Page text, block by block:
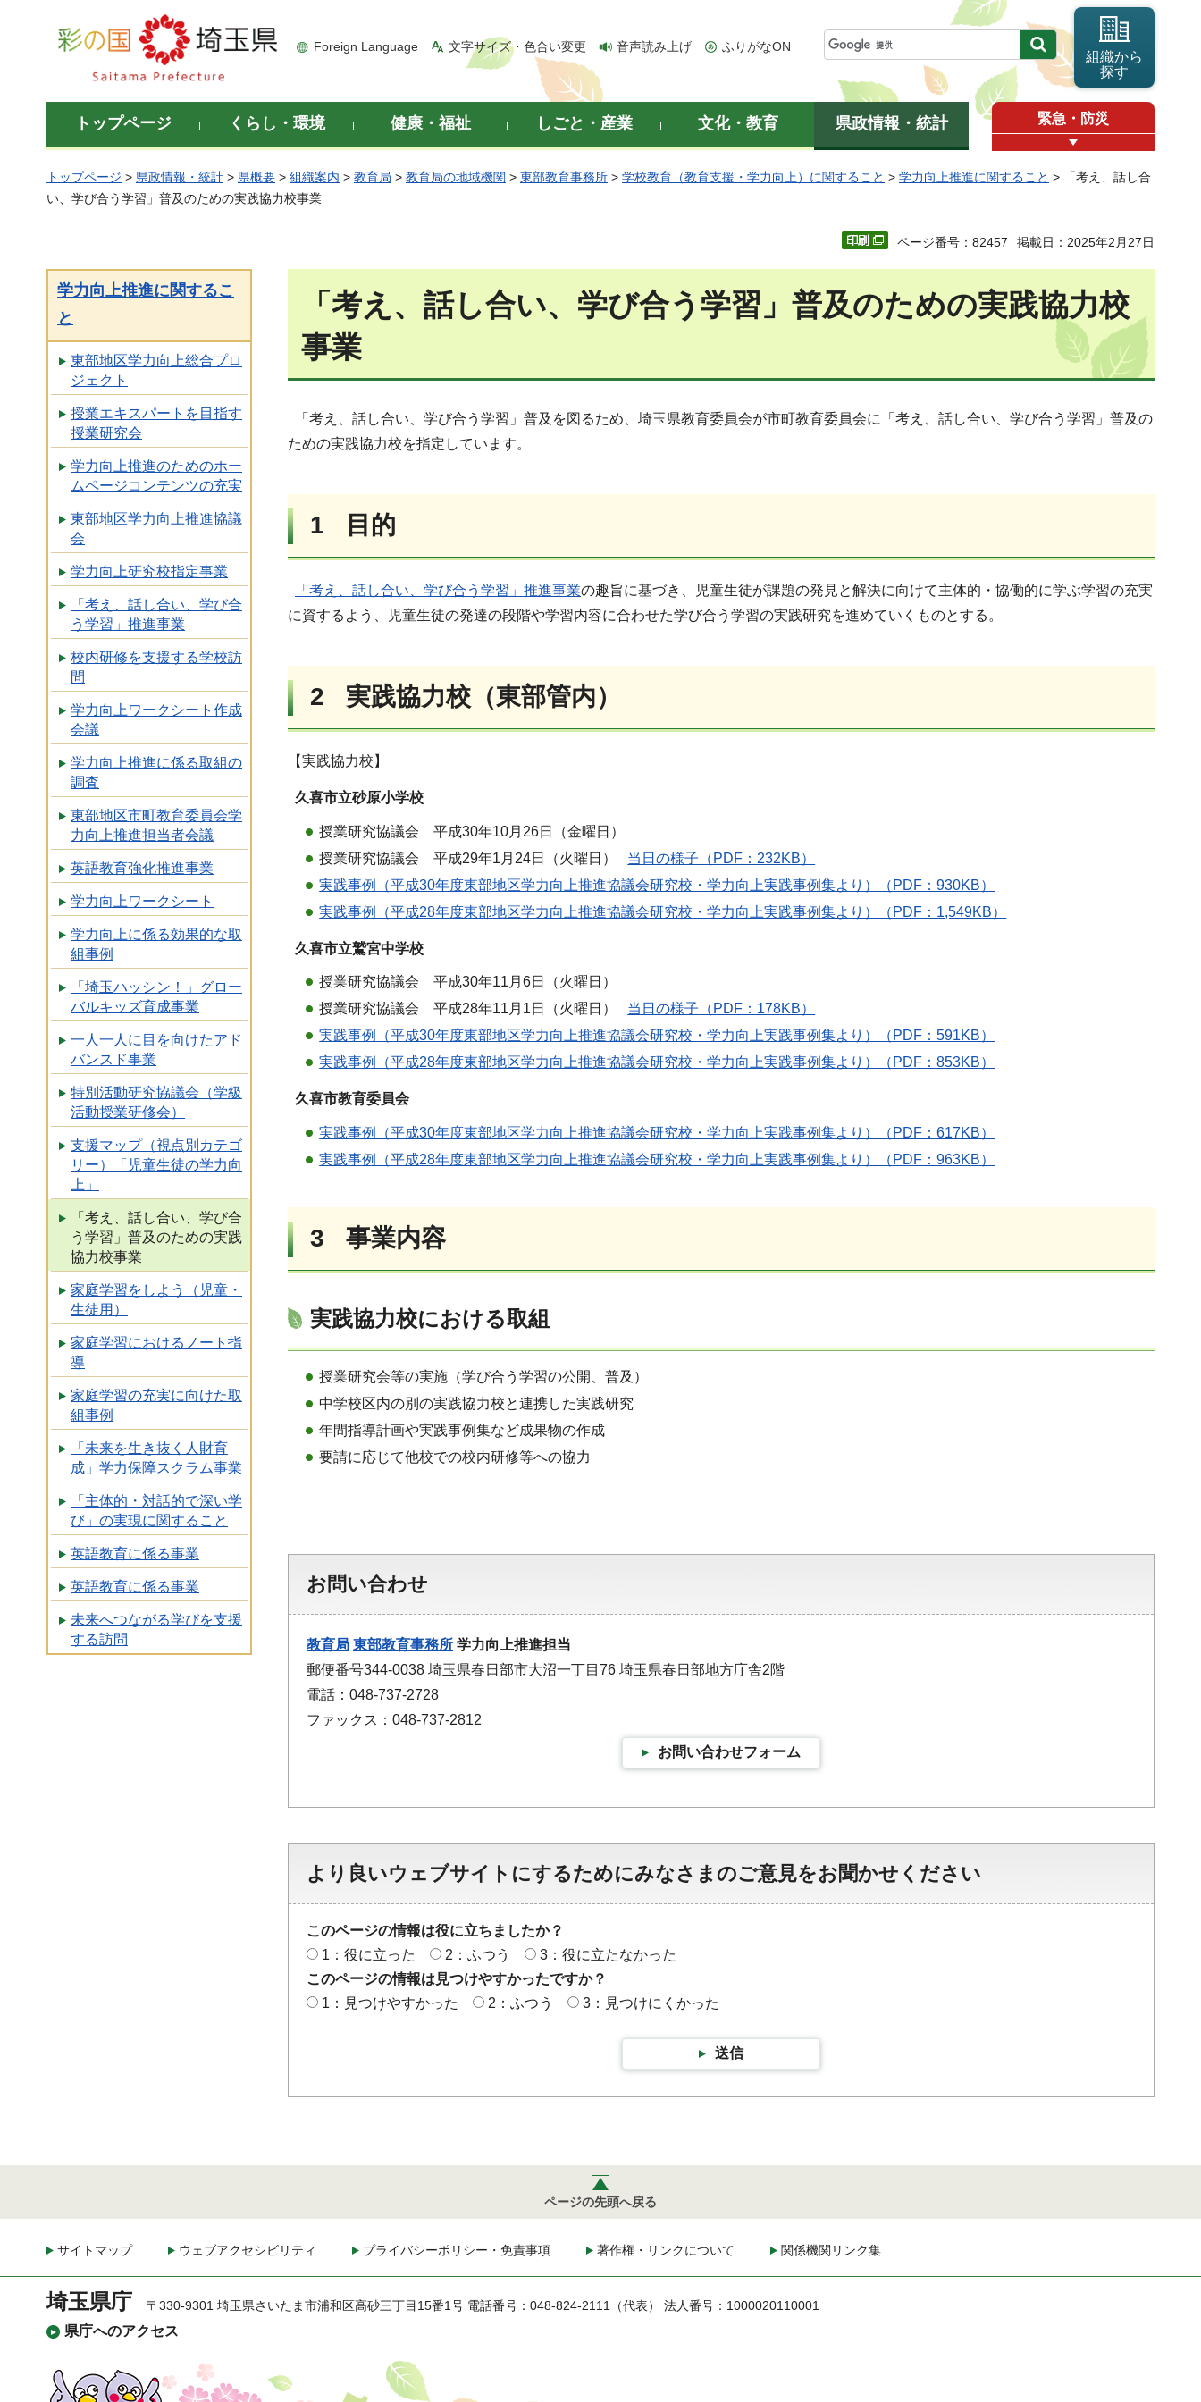
彩の国 埼玉県
Foreign Language 文字サイズ・色合い変更 音声読み上げ ふりがなON
組織から
探す
トップページ くらし・環境 健康・福祉 しごと・産業 文化・教育 県政情報・統計 緊急・防災
トップページ > 県政情報・統計 > 県概要 > 組織案内 > 教育局 > 教育局の地域機関 > 東部教育事務所 > 学校教育（教育支援・学力向上）に関すること > 学力向上推進に関すること > 「考え、話し合
い、学び合う学習」普及のための実践協力校事業
ページ番号：82457 掲載日：2025年2月27日
学力向上推進に関するこ
と
東部地区学力向上総合プロ
ジェクト
授業エキスパートを目指す
授業研究会
学力向上推進のためのホー
ムページコンテンツの充実
東部地区学力向上推進協議
会
学力向上研究校指定事業
「考え、話し合い、学び合
う学習」推進事業
校内研修を支援する学校訪
問
学力向上ワークシート作成
会議
学力向上推進に係る取組の
調査
東部地区市町教育委員会学
力向上推進担当者会議
英語教育強化推進事業
学力向上ワークシート
学力向上に係る効果的な取
組事例
「埼玉ハッシン！」グロー
バルキッズ育成事業
一人一人に目を向けたアド
バンスド事業
特別活動研究協議会（学級
活動授業研修会）
支援マップ（視点別カテゴ
リー）「児童生徒の学力向
上」
「考え、話し合い、学び合
う学習」普及のための実践
協力校事業
家庭学習をしよう（児童・
生徒用）
家庭学習におけるノート指
導
家庭学習の充実に向けた取
組事例
「未来を生き抜く人財育
成」学力保障スクラム事業
「主体的・対話的で深い学
び」の実現に関すること
英語教育に係る事業
英語教育に係る事業
未来へつながる学びを支援
する訪問
「考え、話し合い、学び合う学習」普及のための実践協力校
事業
「考え、話し合い、学び合う学習」普及を図るため、埼玉県教育委員会が市町教育委員会に「考え、話し合い、学び合う学習」普及の
ための実践協力校を指定しています。
1 目的
「考え、話し合い、学び合う学習」推進事業の趣旨に基づき、児童生徒が課題の発見と解決に向けて主体的・協働的に学ぶ学習の充実
に資するよう、児童生徒の発達の段階や学習内容に合わせた学び合う学習の実践研究を進めていくものとする。
2 実践協力校（東部管内）
【実践協力校】
久喜市立砂原小学校
授業研究協議会 平成30年10月26日（金曜日）
授業研究協議会 平成29年1月24日（火曜日）
当日の様子（PDF：232KB）
実践事例（平成30年度東部地区学力向上推進協議会研究校・学力向上実践事例集より）（PDF：930KB）
実践事例（平成28年度東部地区学力向上推進協議会研究校・学力向上実践事例集より）（PDF：1,549KB）
久喜市立鷲宮中学校
授業研究協議会 平成30年11月6日（火曜日）
授業研究協議会 平成28年11月1日（火曜日） 当日の様子（PDF：178KB）
実践事例（平成30年度東部地区学力向上推進協議会研究校・学力向上実践事例集より）（PDF：591KB）
実践事例（平成28年度東部地区学力向上推進協議会研究校・学力向上実践事例集より）（PDF：853KB）
久喜市教育委員会
実践事例（平成30年度東部地区学力向上推進協議会研究校・学力向上実践事例集より）（PDF：617KB）
実践事例（平成28年度東部地区学力向上推進協議会研究校・学力向上実践事例集より）（PDF：963KB）
3 事業内容
実践協力校における取組
授業研究会等の実施（学び合う学習の公開、普及）
中学校区内の別の実践協力校と連携した実践研究
年間指導計画や実践事例集など成果物の作成
要請に応じて他校での校内研修等への協力
お問い合わせ
教育局 東部教育事務所 学力向上推進担当
郵便番号344-0038 埼玉県春日部市大沼一丁目76 埼玉県春日部地方庁舎2階
電話：048-737-2728
ファックス：048-737-2812
お問い合わせフォーム
より良いウェブサイトにするためにみなさまのご意見をお聞かせください
このページの情報は役に立ちましたか？
1：役に立った
2：ふつう
3：役に立たなかった
このページの情報は見つけやすかったですか？
1：見つけやすかった
2：ふつう 3：見つけにくかった
送信
ページの先頭へ戻る
サイトマップ ウェブアクセシビリティ プライバシーポリシー・免責事項 著作権・リンクについて 関係機関リンク集
埼玉県庁
県庁へのアクセス
〒330-9301 埼玉県さいたま市浦和区高砂三丁目15番1号 電話番号：048-824-2111（代表） 法人番号：1000020110001